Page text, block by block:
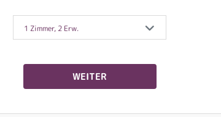
1 Zimmer, 2 Erw.
WEITER